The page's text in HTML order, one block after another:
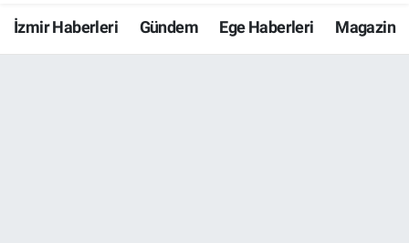
İzmir Haberleri Gündem Ege Haberleri Magazin
Resmi İlanlar